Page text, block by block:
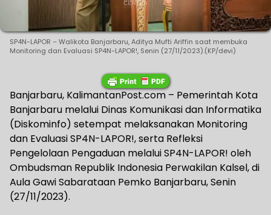
SP4N-LAPOR – Walikota Banjarbaru, Aditya Mufti Ariffin saat membuka
Monitoring dan Evaluasi SP4N-LAPOR!, Senin (27/11/2023).(KP/devi)
Banjarbaru, KalimantanPost.com – Pemerintah Kota
Banjarbaru melalui Dinas Komunikasi dan Informatika
(Diskominfo) setempat melaksanakan Monitoring
dan Evaluasi SP4N-LAPOR!, serta Refleksi
Pengelolaan Pengaduan melalui SP4N-LAPOR! oleh
Ombudsman Republik Indonesia Perwakilan Kalsel, di
Aula Gawi Sabarataan Pemko Banjarbaru, Senin
(27/11/2023).